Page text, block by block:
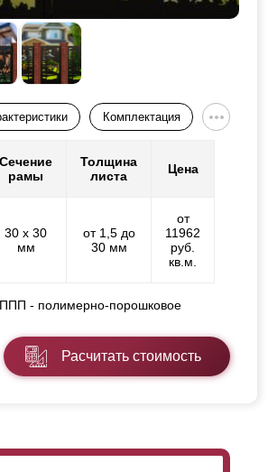
Комплектация
Сечение
рамы
Толщина
листа
Цена
30 х 30
мм
от 1,5 до
30 мм
от
11962
руб.
кв.м.
- полимерно-порошковое
Расчитать стоимость